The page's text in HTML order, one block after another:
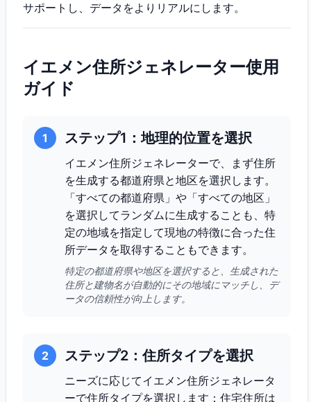
サポートし、データをよりリアルにします。
イエメン住所ジェネレーター使用
ガイド
1 ステップ1：地理的位置を選択
イエメン住所ジェネレーターで、まず住所
を生成する都道府県と地区を選択します。
「すべての都道府県」や「すべての地区」
を選択してランダムに生成することも、特
定の地域を指定して現地の特徴に合った住
所データを取得することもできます。
特定の都道府県や地区を選択すると、生成された
住所と建物名が自動的にその地域にマッチし、デ
ータの信頼性が向上します。
2 ステップ2：住所タイプを選択
ニーズに応じてイエメン住所ジェネレータ
ーで住所タイプを選択します：住宅住所は